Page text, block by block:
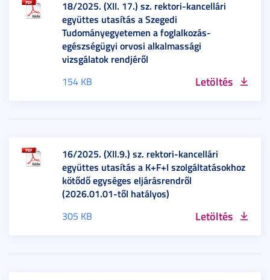
18/2025. (XII. 17.) sz. rektori-kancellári
együttes utasítás a Szegedi
Tudományegyetemen a foglalkozás-
egészségügyi orvosi alkalmassági
vizsgálatok rendjéről
154 KB Letöltés
16/2025. (XII.9.) sz. rektori-kancellári
együttes utasítás a K+F+I szolgáltatásokhoz
kötődő egységes eljárásrendről
(2026.01.01-től hatályos)
305 KB Letöltés